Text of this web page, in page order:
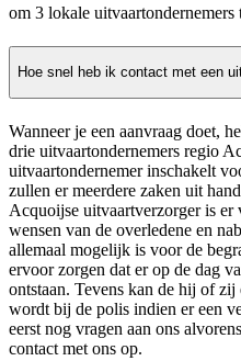
om 3 lokale uitvaartondernemers
Hoe snel heb ik contact met een
Wanneer je een aanvraag doet,
drie uitvaartondernemers regio
uitvaartondernemer inschakelt
zullen er meerdere zaken uit
Acquoijse uitvaartverzorger is er
wensen van de overledene en
allemaal mogelijk is voor de
ervoor zorgen dat er op de dag
ontstaan. Tevens kan de hij of
wordt bij de polis indien er een
eerst nog vragen aan ons
contact met ons op.